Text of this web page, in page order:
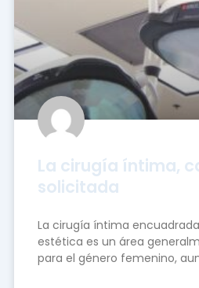
La cirugía íntima,
solicitada
La cirugía íntima
estética es un área
para el género femenino,